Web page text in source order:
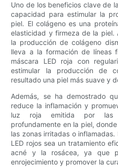
Uno de los beneficios clave de
capacidad para estimular la
piel. El colágeno es una
elasticidad y firmeza de la piel.
la producción de colágeno
lleva a la formación de líneas
máscara LED roja con
estimular la producción de
resultado una piel más suave y
Además, se ha demostrado
reduce la inflamación y
luz roja emitida por las
profundamente en la piel,
las zonas irritadas o
LED rojos sea un tratamiento
acné y la rosácea, ya que
enrojecimiento y promover la